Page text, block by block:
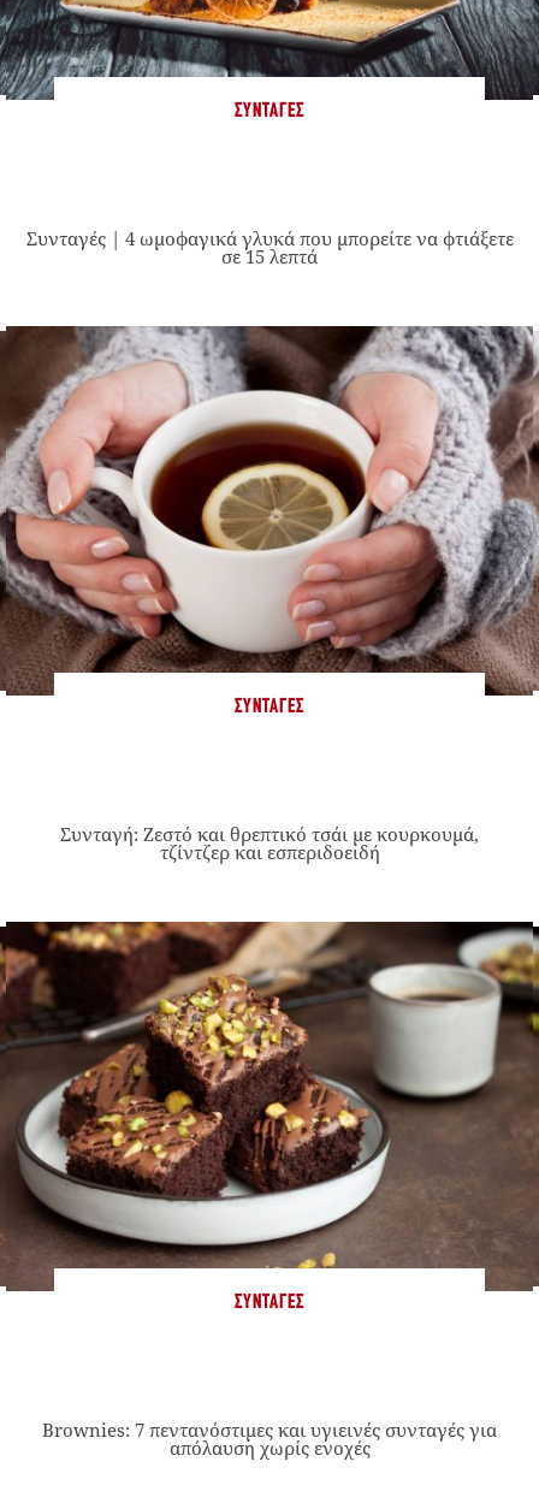
ΣΥΝΤΑΓΈΣ
Συνταγές | 4 ωμοφαγικά γλυκά που μπορείτε να φτιάξετε
σε 15 λεπτά
ΣΥΝΤΑΓΈΣ
Συνταγή: Ζεστό και θρεπτικό τσάι με κουρκουμά,
τζίντζερ και εσπεριδοειδή
ΣΥΝΤΑΓΈΣ
Brownies: 7 πεντανόστιμες και υγιεινές συνταγές για
απόλαυση χωρίς ενοχές